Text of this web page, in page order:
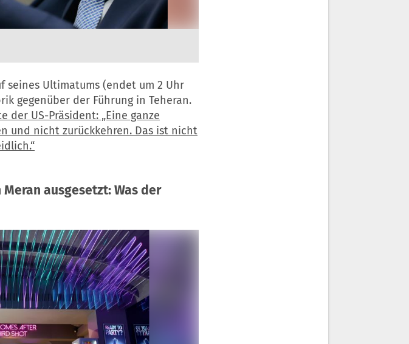
seines Ultimatums (endet um 2 Uhr
gegenüber der Führung in Teheran.
US-Präsident: „Eine ganze
und nicht zurückkehren. Das ist nicht
ausgesetzt: Was der